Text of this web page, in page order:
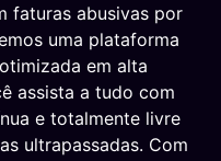
faturas abusivas por
uma plataforma
em alta
assista a tudo com
e totalmente livre
ultrapassadas. Com